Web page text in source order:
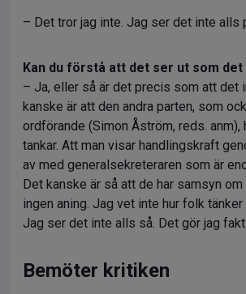
– Det tror jag inte. Jag ser det inte alls
Kan du förstå att det ser ut som
– Ja, eller så är det precis som att det
kanske är att den andra parten, som
ordförande (Simon Åström, reds. anm),
tankar. Att man visar handlingskraft
av med generalsekreteraren som är
Det kanske är så att de har samsyn om
ingen aning. Jag vet inte hur folk
Jag ser det inte alls så. Det gör jag
Bemöter kritiken